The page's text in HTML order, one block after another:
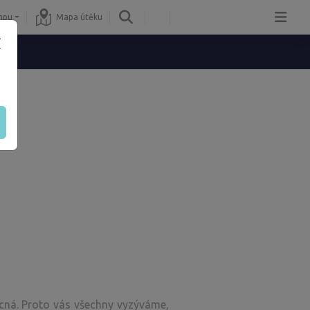
Mapa útěku
Proto vás všechny vyzýváme,